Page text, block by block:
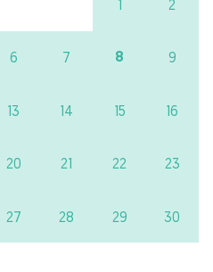
1 2
6 7 8 9
13 14 15 16
20 21 22 23
27 28 29 30